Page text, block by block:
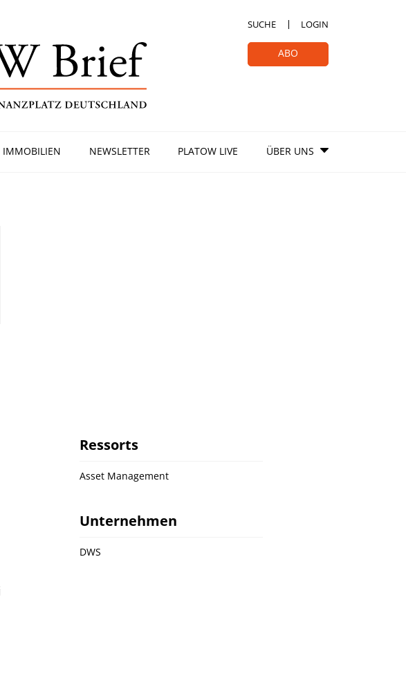
SUCHE LOGIN
ABO
IMMOBILIEN NEWSLETTER PLATOW LIVE ÜBER UNS
Ressorts
Asset Management
Unternehmen
DWS